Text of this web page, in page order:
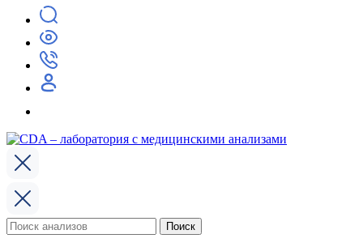
Поиск
по:
Поиск